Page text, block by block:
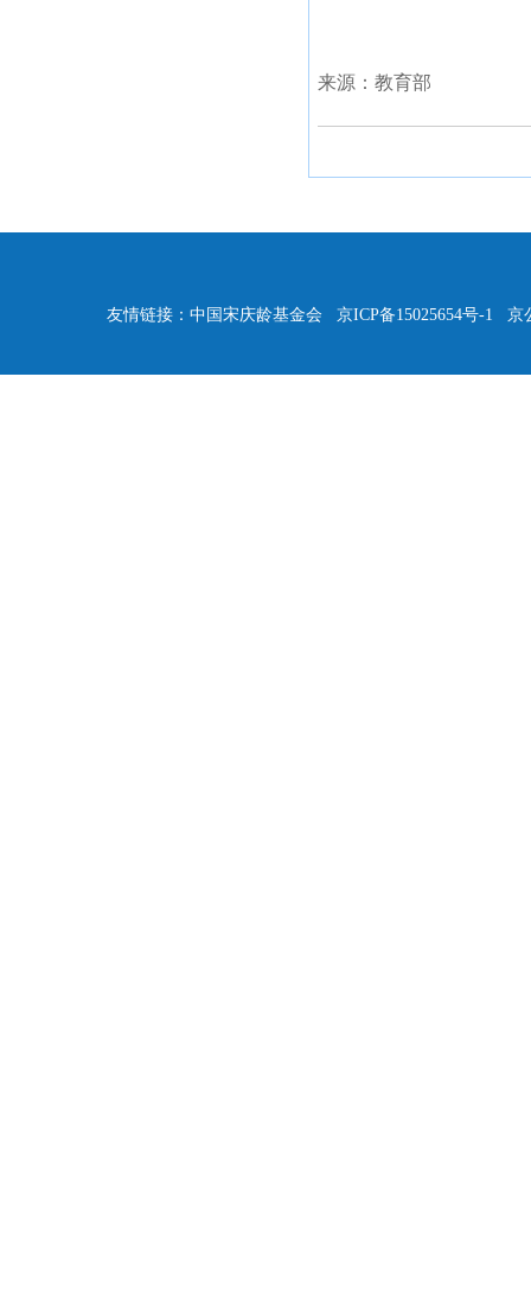
来源：教育部
友情链接： 中国宋庆龄基金会 京ICP备15025654号-1 京